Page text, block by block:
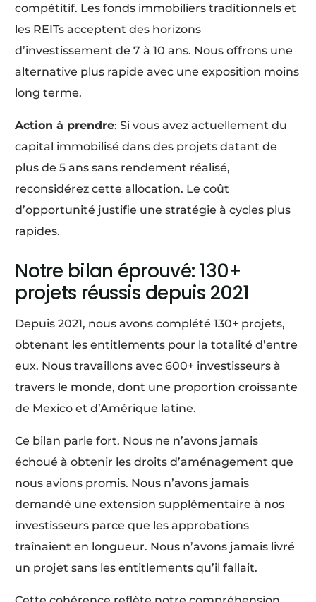
compétitif. Les fonds immobiliers traditionnels et
les REITs acceptent des horizons
d’investissement de 7 à 10 ans. Nous offrons une
alternative plus rapide avec une exposition moins
long terme.
Action à prendre: Si vous avez actuellement du
capital immobilisé dans des projets datant de
plus de 5 ans sans rendement réalisé,
reconsidérez cette allocation. Le coût
d’opportunité justifie une stratégie à cycles plus
rapides.
Notre bilan éprouvé: 130+
projets réussis depuis 2021
Depuis 2021, nous avons complété 130+ projets,
obtenant les entitlements pour la totalité d’entre
eux. Nous travaillons avec 600+ investisseurs à
travers le monde, dont une proportion croissante
de Mexico et d’Amérique latine.
Ce bilan parle fort. Nous ne n’avons jamais
échoué à obtenir les droits d’aménagement que
nous avions promis. Nous n’avons jamais
demandé une extension supplémentaire à nos
investisseurs parce que les approbations
traînaient en longueur. Nous n’avons jamais livré
un projet sans les entitlements qu’il fallait.